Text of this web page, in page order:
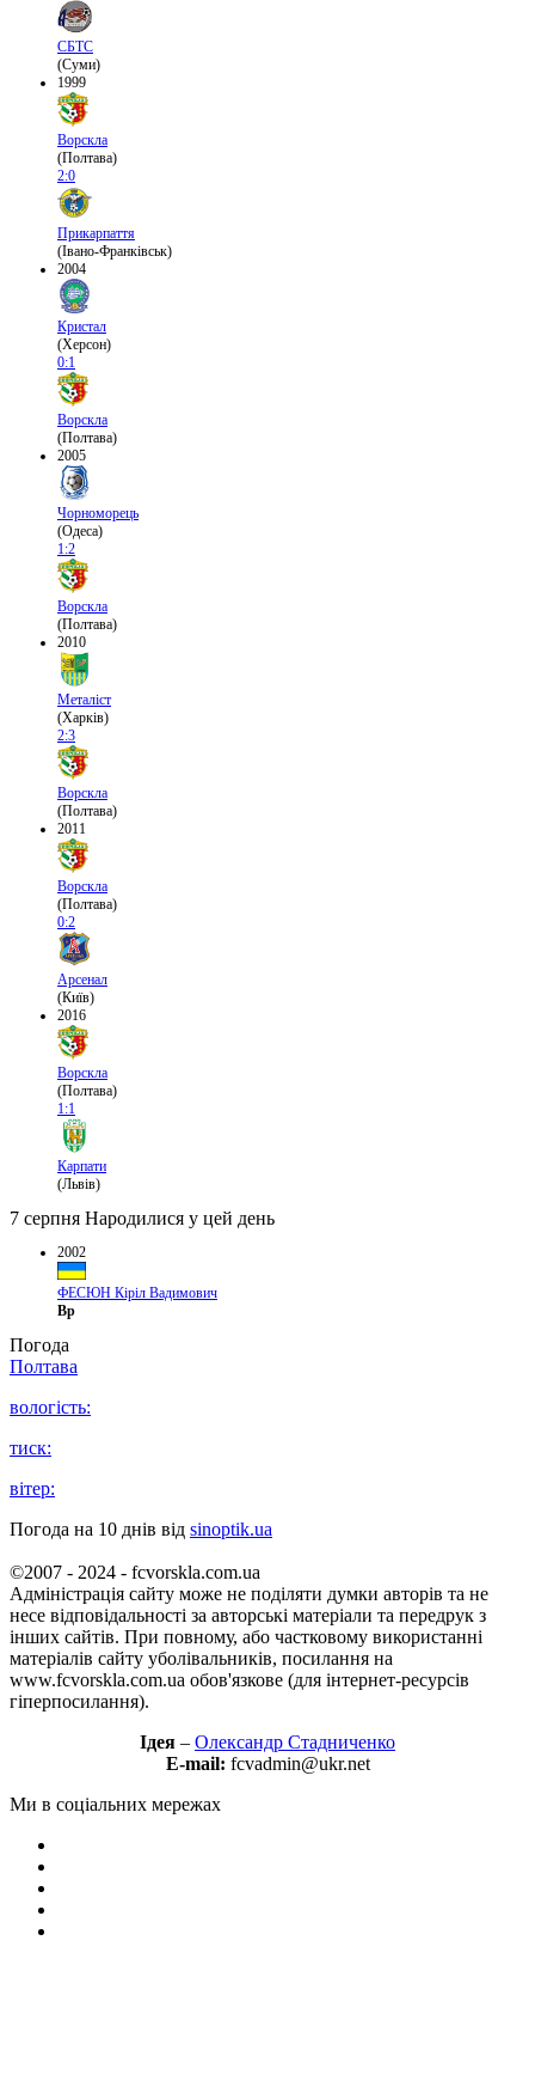
СБТС
(Суми)
1999
Ворскла
(Полтава)
2:0
Прикарпаття
(Івано-Франківськ)
2004
Кристал
(Херсон)
0:1
Ворскла
(Полтава)
2005
Чорноморець
(Одеса)
1:2
Ворскла
(Полтава)
2010
Металіст
(Харків)
2:3
Ворскла
(Полтава)
2011
Ворскла
(Полтава)
0:2
Арсенал
(Київ)
2016
Ворскла
(Полтава)
1:1
Карпати
(Львів)
7 серпня Народилися у цей день
2002
ФЕСЮН Кіріл Вадимович
Вр
Погода
Полтава
вологість:
тиск:
вітер:
Погода на 10 днів від sinoptik.ua
©2007 - 2024 - fcvorskla.com.ua
Адміністрація сайту може не поділяти думки авторів та не
несе відповідальності за авторські матеріали та передрук з
інших сайтів. При повному, або частковому використанні
матеріалів сайту уболівальників, посилання на
www.fcvorskla.com.ua обов'язкове (для інтернет-ресурсів
гіперпосилання).
Ідея – Олександр Стадниченко
E-mail: fcvadmin@ukr.net
Ми в соціальних мережах